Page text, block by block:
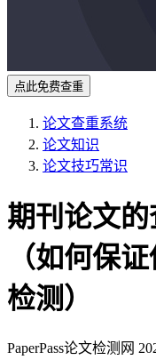
点此免费查重
论文查重系统
论文知识
论文技巧常识
期刊论文
（如何保
检测）
PaperPass论文检测网